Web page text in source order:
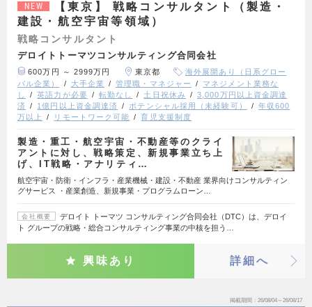
NEW
【東京】 戦略コンサルタント（製造・
建設・航空宇宙等領域）
戦略コンサルタント
デロイトトーマツコンサルティング合同会社
600万円 ～ 2999万円 東京都
海外展開あり（日系グロー
バル企業）
大手企業 管理職・マネジャー
マネジメント業務な
し
英語力が必要 転勤なし 土日祝休み
3,000万円以上資金調達
済
1億円以上資金調達済 ポテンシャル採用（未経験可）
年収600
万以上
リモートワーク可能 育児支援制度
製造・重工・航空宇宙・不動産等のクライ
アントに対し、戦略策定、新規事業立ち上
げ、IT戦略・アナリティ…
航空宇宙・防衛・インフラ・産業機械・建設・不動産 業界向けコンサルティン
グサービス ・産業創造、新規事業・プログラムローン…
会社概要
デロイト トーマツ コンサルティング合同会社（DTC）は、デロイ
ト グループの戦略・総合コンサルティング事業の中核を担う…
興味あり 詳細へ
掲載期間 26/08/04～26/08/17